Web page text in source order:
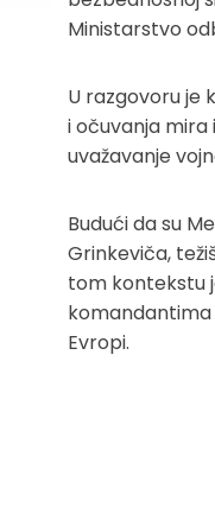
Ministarstvo
U razgovoru je
i očuvanja mira
uvažavanje
Budući da su
Grinkeviča,
tom kontekstu
komandantima
Evropi.